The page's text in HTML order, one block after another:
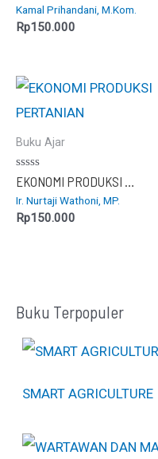
dari
5
Kamal Prihandani, M.Kom.
Rp150.000
Buku Ajar
Dinilai
0
dari
5
EKONOMI PRODUKSI PERTANIAN
Ir. Nurtaji Wathoni, MP.
Rp150.000
Buku Terpopuler
SMART AGRICULTURE